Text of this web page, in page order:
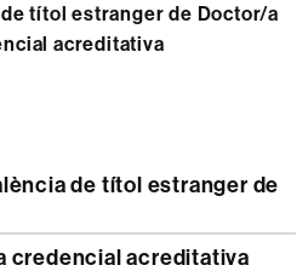
títol estranger de Doctor/a
acreditativa